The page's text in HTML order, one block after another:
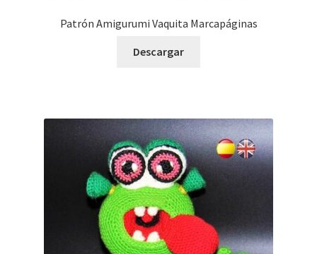
Patrón Amigurumi Vaquita Marcapáginas
Descargar